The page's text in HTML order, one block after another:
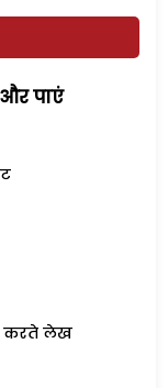
पाएं
करते लेख